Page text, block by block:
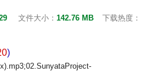
文件大小： 142.76 MB
下载热度：
)